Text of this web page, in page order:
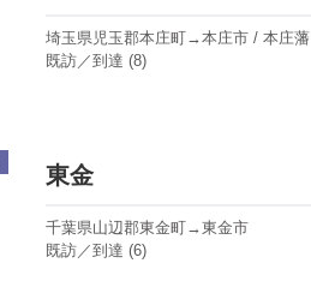
埼玉県児玉郡本庄町→本庄市 / 本庄藩
既訪／到達 (8)
東金
千葉県山辺郡東金町→東金市
既訪／到達 (6)